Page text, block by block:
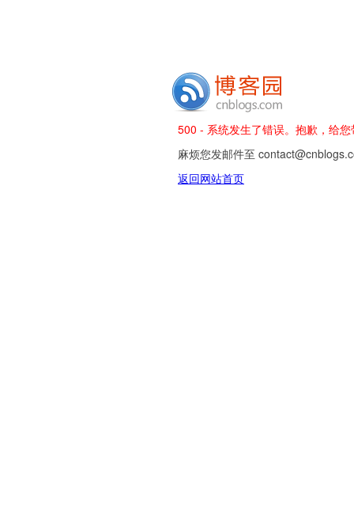
500 - 系统发生了错误。抱歉，给
麻烦您发邮件至
返回网站首页